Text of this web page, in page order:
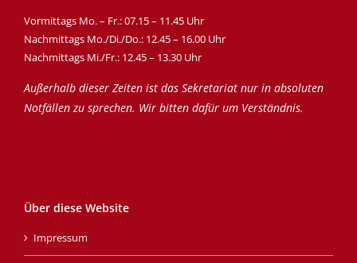
Vormittags Mo. – Fr.: 07.15 – 11.45 Uhr
Nachmittags Mo./Di./Do.: 12.45 – 16.00 Uhr
Nachmittags Mi./Fr.: 12.45 – 13.30 Uhr
Außerhalb dieser Zeiten ist das Sekretariat nur in absoluten
Notfällen zu sprechen. Wir bitten dafür um Verständnis.
Über diese Website
Impressum